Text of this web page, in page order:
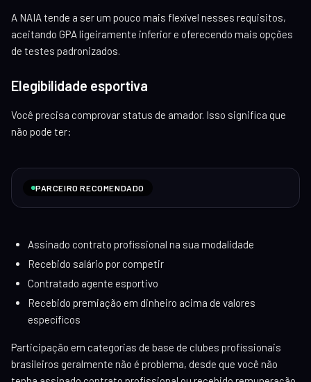
A NAIA tende a ser um pouco mais flexível nesses requisitos,
aceitando GPA ligeiramente inferior e oferecendo mais opções
de testes padronizados.
Elegibilidade esportiva
Você precisa comprovar status de amador. Isso significa que
não pode ter:
PARCEIRO RECOMENDADO
Assinado contrato profissional na sua modalidade
Recebido salário por competir
Contratado agente esportivo
Recebido premiação em dinheiro acima de valores
específicos
Participação em categorias de base de clubes profissionais
brasileiros geralmente não é problema, desde que você não